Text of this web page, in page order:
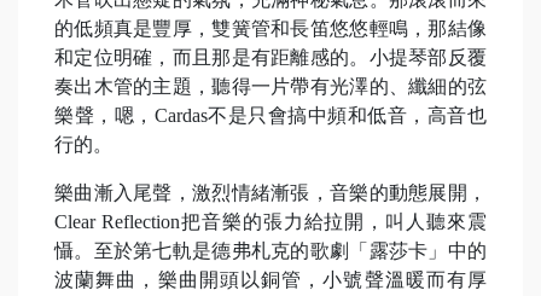
的低頻真是豐厚，雙簧管和長笛悠悠輕鳴，那結像
和定位明確，而且那是有距離感的。小提琴部反覆
奏出木管的主題，聽得一片帶有光澤的、纖細的弦
樂聲，嗯，Cardas不是只會搞中頻和低音，高音也
行的。
樂曲漸入尾聲，激烈情緒漸張，音樂的動態展開，
Clear Reflection把音樂的張力給拉開，叫人聽來震
懾。至於第七軌是德弗札克的歌劇「露莎卡」中的
波蘭舞曲，樂曲開頭以銅管，小號聲溫暖而有厚